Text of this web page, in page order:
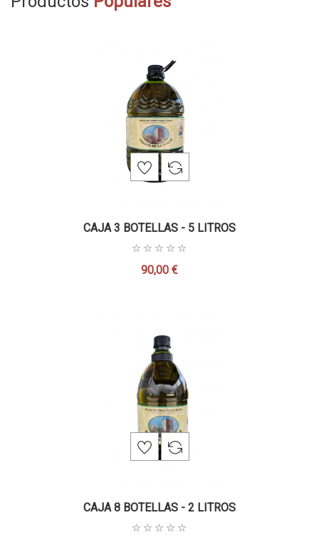
CAJA 3 BOTELLAS - 5 LITROS
Precio
90,00 €
CAJA 8 BOTELLAS - 2 LITROS